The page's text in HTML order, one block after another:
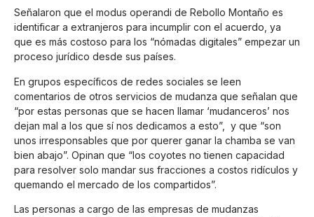
Señalaron que el modus operandi de Rebollo Montaño es
identificar a extranjeros para incumplir con el acuerdo, ya
que es más costoso para los “nómadas digitales” empezar un
proceso jurídico desde sus países.
En grupos específicos de redes sociales se leen
comentarios de otros servicios de mudanza que señalan que
“por estas personas que se hacen llamar ‘mudanceros’ nos
dejan mal a los que sí nos dedicamos a esto”, y que “son
unos irresponsables que por querer ganar la chamba se van
bien abajo”. Opinan que “los coyotes no tienen capacidad
para resolver solo mandar sus fracciones a costos ridículos y
quemando el mercado de los compartidos”.
Las personas a cargo de las empresas de mudanzas